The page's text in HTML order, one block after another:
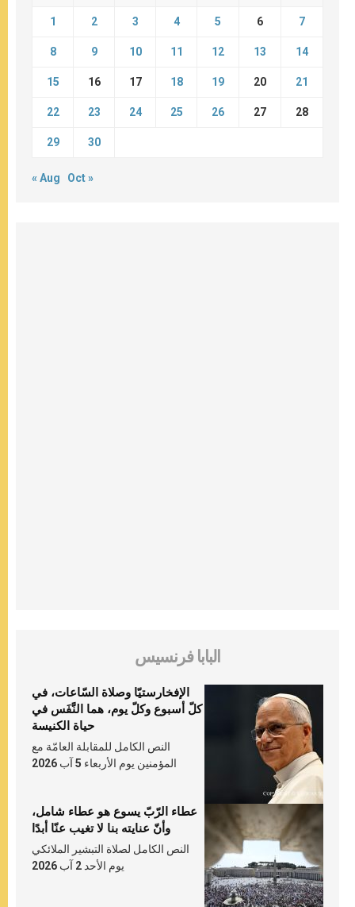
1 2 3 4 5 6 7
8 9 10 11 12 13 14
15 16 17 18 19 20 21
22 23 24 25 26 27 28
29 30
« Aug Oct »
البابا فرنسيس
الإفخارستيّا وصلاة السّاعات، في
كلّ أسبوع وكلّ يوم، هما النَّفَس في
حياة الكنيسة
النص الكامل للمقابلة العامّة مع
المؤمنين يوم الأربعاء 5 آب 2026
عطاء الرّبّ يسوع هو عطاء شامل،
وأنّ عنايته بنا لا تغيب عنّا أبدًا
النص الكامل لصلاة التبشير الملائكي
يوم الأحد 2 آب 2026